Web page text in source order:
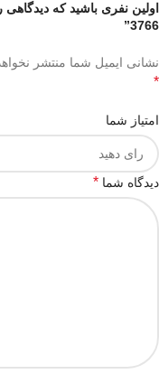
اولین نفری باشید که
3766”
نشانی ایمیل شما منتشر
*
امتیاز شما
دیدگاه شما *